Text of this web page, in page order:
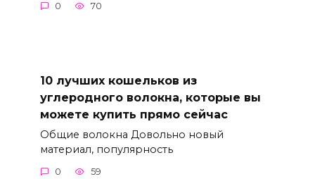
0 70
10 лучших кошельков из
углеродного волокна, которые вы
можете купить прямо сейчас
Общие волокна Довольно новый
материал, популярность
0 59